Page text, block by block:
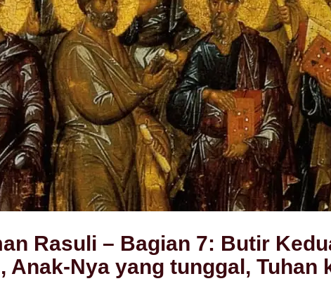
Rasuli – Bagian 7: Butir
Anak-Nya yang tunggal, Tuhan